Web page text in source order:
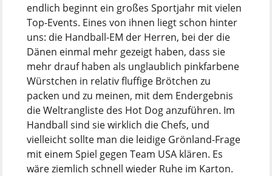
endlich beginnt ein großes Sportjahr mit vielen
Top-Events. Eines von ihnen liegt schon hinter
uns: die Handball-EM der Herren, bei der die
Dänen einmal mehr gezeigt haben, dass sie
mehr drauf haben als unglaublich pinkfarbene
Würstchen in relativ fluffige Brötchen zu
packen und zu meinen, mit dem Endergebnis
die Weltrangliste des Hot Dog anzuführen. Im
Handball sind sie wirklich die Chefs, und
vielleicht sollte man die leidige Grönland-Frage
mit einem Spiel gegen Team USA klären. Es
wäre ziemlich schnell wieder Ruhe im Karton.